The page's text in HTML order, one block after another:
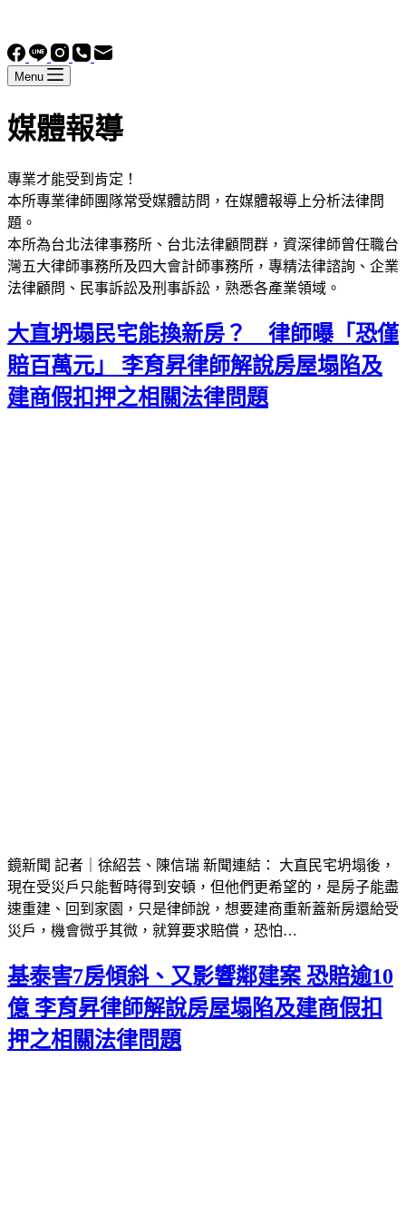
Menu
媒體報導
專業才能受到肯定！
本所專業律師團隊常受媒體訪問，在媒體報導上分析法律問
題。
本所為台北法律事務所、台北法律顧問群，資深律師曾任職台
灣五大律師事務所及四大會計師事務所，專精法律諮詢、企業
法律顧問、民事訴訟及刑事訴訟，熟悉各產業領域。
大直坍塌民宅能換新房？ 律師曝「恐僅
賠百萬元」 李育昇律師解說房屋塌陷及
建商假扣押之相關法律問題
鏡新聞 記者｜徐紹芸、陳信瑞 新聞連結： 大直民宅坍塌後，
現在受災戶只能暫時得到安頓，但他們更希望的，是房子能盡
速重建、回到家園，只是律師說，想要建商重新蓋新房還給受
災戶，機會微乎其微，就算要求賠償，恐怕…
基泰害7房傾斜、又影響鄰建案 恐賠逾10
億 李育昇律師解說房屋塌陷及建商假扣
押之相關法律問題